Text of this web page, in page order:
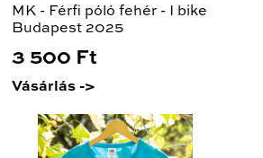
MK - Férfi póló fehér - I bike
Budapest 2025
3 500 Ft
Vásárlás ->